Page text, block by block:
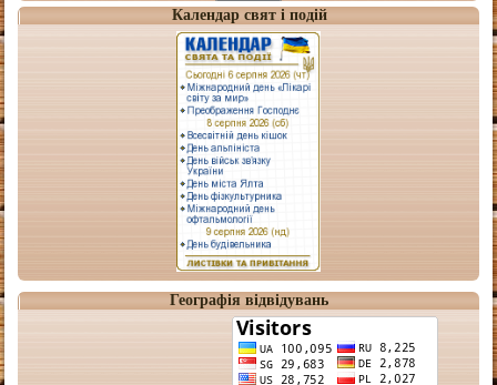
Календар свят і подій
Географія відвідувань